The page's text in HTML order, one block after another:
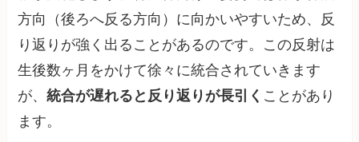
方向（後ろへ反る方向）に向かいやすいため、反
り返りが強く出ることがあるのです。この反射は
生後数ヶ月をかけて徐々に統合されていきます
が、統合が遅れると反り返りが長引く ことがあり
ます。